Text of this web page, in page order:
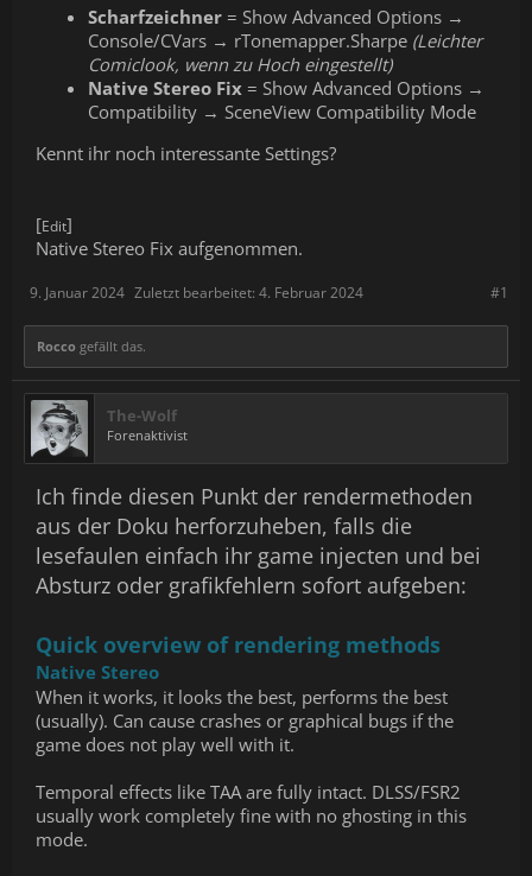
Scharfzeichner = Show Advanced Options →
Console/CVars → rTonemapper.Sharpe (Leichter
Comiclook, wenn zu Hoch eingestellt)
Native Stereo Fix = Show Advanced Options →
Compatibility → SceneView Compatibility Mode
Kennt ihr noch interessante Settings?
[Edit]
Native Stereo Fix aufgenommen.
#1
9. Januar 2024 Zuletzt bearbeitet: 4. Februar 2024
Rocco gefällt das.
The-Wolf
Forenaktivist
Ich finde diesen Punkt der rendermethoden
aus der Doku herforzuheben, falls die
lesefaulen einfach ihr game injecten und bei
Absturz oder grafikfehlern sofort aufgeben:
Quick overview of rendering methods
Native Stereo
When it works, it looks the best, performs the best
(usually). Can cause crashes or graphical bugs if the
game does not play well with it.
Temporal effects like TAA are fully intact. DLSS/FSR2
usually work completely fine with no ghosting in this
mode.